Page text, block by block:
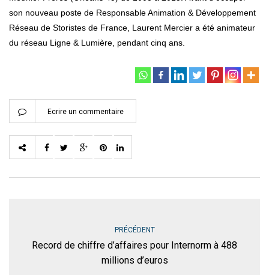
son nouveau poste de Responsable Animation & Développement
Réseau de Storistes de France, Laurent Mercier a été animateur
du réseau Ligne & Lumière, pendant cinq ans.
Ecrire un commentaire
PRÉCÉDENT
Record de chiffre d’affaires pour Internorm à 488
millions d’euros